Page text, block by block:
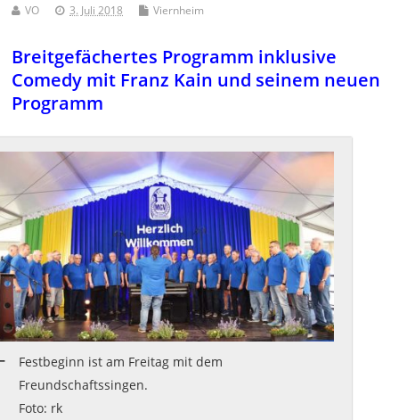
VO 3. Juli 2018 Viernheim
Breitgefächertes Programm inklusive
Comedy mit Franz Kain und seinem neuen
Programm
Festbeginn ist am Freitag mit dem
Freundschaftssingen.
Foto: rk